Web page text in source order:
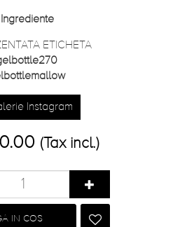
Ingrediente
ETICHETA
Instagram
(Tax incl.)
IN COS